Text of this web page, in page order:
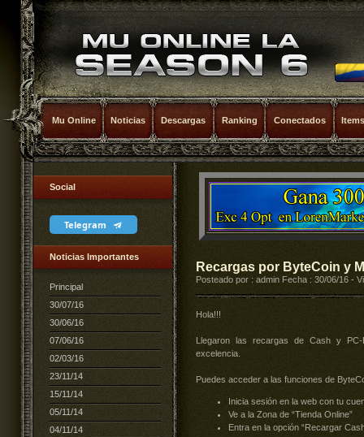
Mu Online Noticias Descargas Ranking Conectados Items
Social
Telegram
Noticias Importantes
Principal
30/07/16
30/06/16
07/06/16
02/03/16
23/11/14
15/11/14
05/11/14
04/11/14
Recargas por ByteCoin y
Posteado por : admin Fecha : 30/06/16 -
Hola!!!
Llegaron las recargas de Cash y
excelencia.
Puedes acceder a las funciones de
Inicia sesión en la web con tu
Ve a la Zona de “Tienda Online”
Entra en la opción “Recargar